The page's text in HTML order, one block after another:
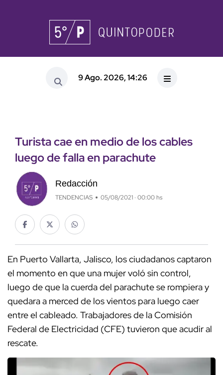
9 Ago. 2026, 14:26
Turista cae en medio de los cables
luego de falla en parachute
Redacción
TENDENCIAS 05/08/2021 · 00:00 hs
En Puerto Vallarta, Jalisco, los ciudadanos captaron
el momento en que una mujer voló sin control,
luego de que la cuerda del parachute se rompiera y
quedara a merced de los vientos para luego caer
entre el cableado. Trabajadores de la Comisión
Federal de Electricidad (CFE) tuvieron que acudir al
rescate.